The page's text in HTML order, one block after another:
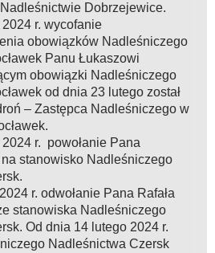
Dobrzejewice.
r. wycofanie
obowiązków Nadleśniczego
Panu Łukaszowi
obowiązki Nadleśniczego
od dnia 23 lutego został
– Zastępca Nadleśniczego w
r. powołanie Pana
stanowisko Nadleśniczego
r. odwołanie Pana Rafała
stanowiska Nadleśniczego
Od dnia 14 lutego 2024 r.
Nadleśnictwa Czersk